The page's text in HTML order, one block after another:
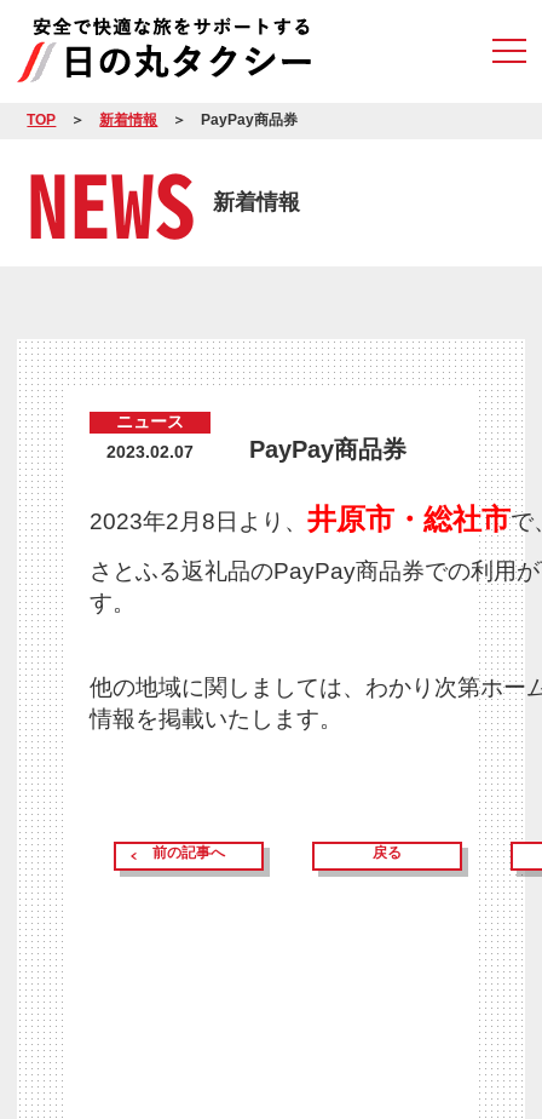
TOP 新着情報 PayPay商品券
NEWS 新着情報
ニュース
2023.02.07
PayPay商品券
2023年2月8日より、 井原市・総社市で
さとふる返礼品のPayPay商品券での利用
す。
他の地域に関しましては、わかり次第ホー
情報を掲載いたします。
前の記事へ 戻る